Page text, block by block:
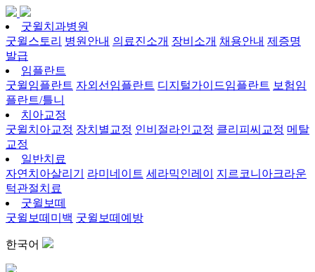
굿윌치과병원
굿윌스토리 병원안내 의료진소개 장비소개 채용안내 제증명
발급
임플란트
굿윌임플란트 자외선임플란트 디지털가이드임플란트 보험임
플란트/틀니
치아교정
굿윌치아교정 장치별교정 인비절라인교정 클리피씨교정 메탈
교정
일반치료
자연치아살리기
라미네이트 세라믹인레이
지르코니아크라운
턱관절치료
굿윌보떼
굿윌보떼미백 굿윌보떼예방
한국어